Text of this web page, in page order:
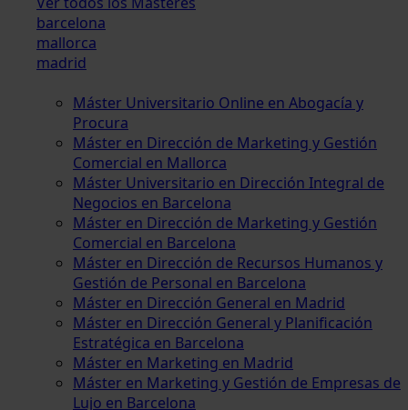
barcelona
mallorca
madrid
Máster Universitario Online en Abogacía y
Procura
Máster en Dirección de Marketing y Gestión
Comercial en Mallorca
Máster Universitario en Dirección Integral de
Negocios en Barcelona
Máster en Dirección de Marketing y Gestión
Comercial en Barcelona
Máster en Dirección de Recursos Humanos y
Gestión de Personal en Barcelona
Máster en Dirección General en Madrid
Máster en Dirección General y Planificación
Estratégica en Barcelona
Máster en Marketing en Madrid
Máster en Marketing y Gestión de Empresas de
Lujo en Barcelona